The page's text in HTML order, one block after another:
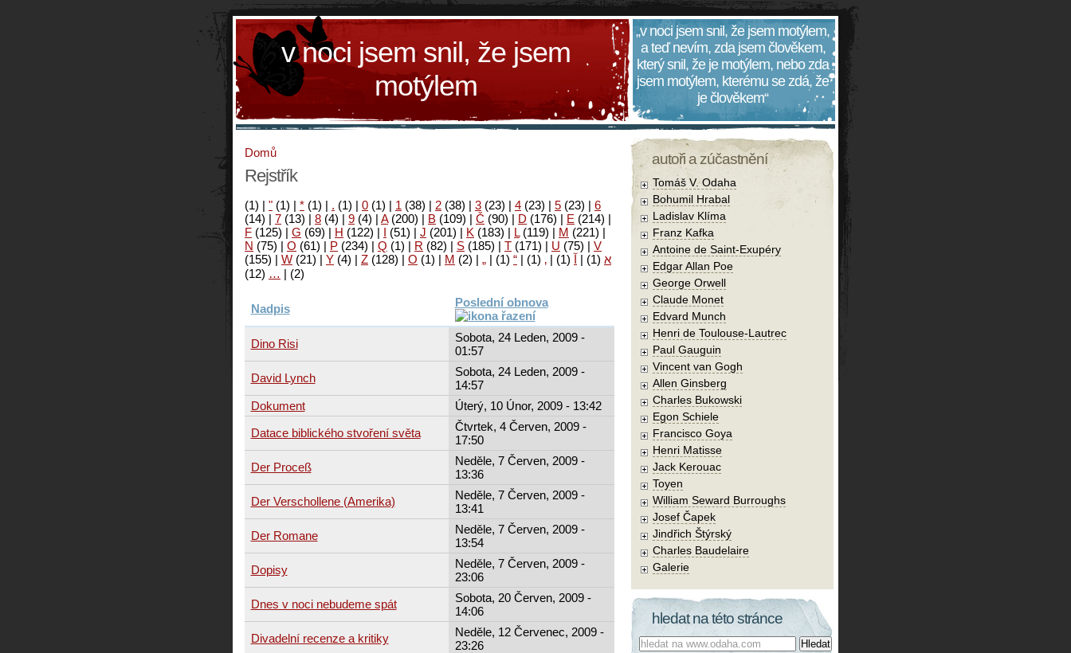
v noci jsem snil, že jsem
motýlem
„v noci jsem snil, že jsem motýlem,
a teď nevím, zda jsem člověkem,
který snil, že je motýlem, nebo zda
jsem motýlem, kterému se zdá, že
je člověkem“
Domů
Rejstřík
(1) | " (1) | * (1) | . (1) | 0 (1) | 1 (38) | 2 (38) | 3 (23) | 4 (23) | 5 (23) | 6
(14) | 7 (13) | 8 (4) | 9 (4) | A(200) | B (109) | Č (90) | D (176) | E (214) |
F (125) | G (69) | H (122) | I (51) | J (201) | K (183) | L(119) | M (221) |
N (75) | O (61) | P (234) | Q (1) | R (82) | S (185) | T (171) | U (75) | V
(155) | W (21) | Y (4) | Z (128) | Ο (1) | М (2) | א (1)
| آ (1)
|
‚
(1)
|
“
(1)
|
„
(2)
|
…
(12)
Nadpis Poslední obnova
Dino Risi
Sobota, 24 Leden, 2009 -
01:57
David Lynch
Sobota, 24 Leden, 2009 -
14:57
Dokument
Úterý, 10 Únor, 2009 - 13:42
Datace biblického stvoření světa
Čtvrtek, 4 Červen, 2009 -
17:50
Der Proceß
Neděle, 7 Červen, 2009 -
13:36
Der Verschollene (Amerika)
Neděle, 7 Červen, 2009 -
13:41
Der Romane
Neděle, 7 Červen, 2009 -
13:54
Dopisy
Neděle, 7 Červen, 2009 -
23:06
Dnes v noci nebudeme spát
Sobota, 20 Červen, 2009 -
14:06
Divadelní recenze a kritiky
Neděle, 12 Červenec, 2009 -
23:26
autoři a zúčastnění
Tomáš V. Odaha
Bohumil Hrabal
Ladislav Klíma
Franz Kafka
Antoine de Saint-Exupéry
Edgar Allan Poe
George Orwell
Claude Monet
Edvard Munch
Henri de Toulouse-Lautrec
Paul Gauguin
Vincent van Gogh
Allen Ginsberg
Charles Bukowski
Egon Schiele
Francisco Goya
Henri Matisse
Jack Kerouac
Toyen
William Seward Burroughs
Josef Čapek
Jindřich Štýrský
Charles Baudelaire
Galerie
hledat na této stránce
Co hledat: